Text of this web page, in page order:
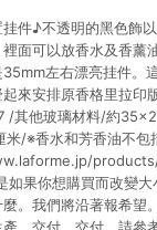
件♪不透明的黑色飾
面可以放香水及香薰
左右漂亮挂件。
來安排原香格里拉印
/其他玻璃材料/約
米/※香水和芳香油不
果你想購買而改變大
。我們將沿著報希望